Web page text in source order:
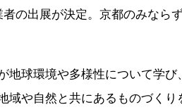
者の出展が決定。京都のみなら
地球環境や多様性について学
域や自然と共にあるものづく